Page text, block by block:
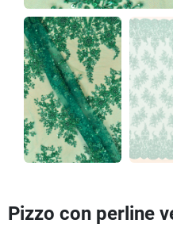
Pizzo con perline